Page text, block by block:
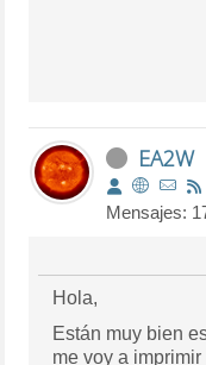
EA2W
Mensajes:
Hola,
Están muy bien
me voy a